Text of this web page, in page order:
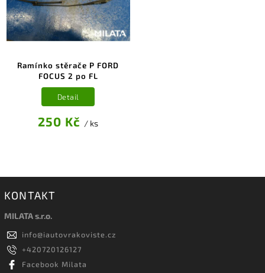
Ramínko stěrače P FORD
FOCUS 2 po FL
250 Kč / ks
Detail
KONTAKT
MILATA s.r.o.
info@iautovrakoviste.cz
+420720126127
Facebook Milata